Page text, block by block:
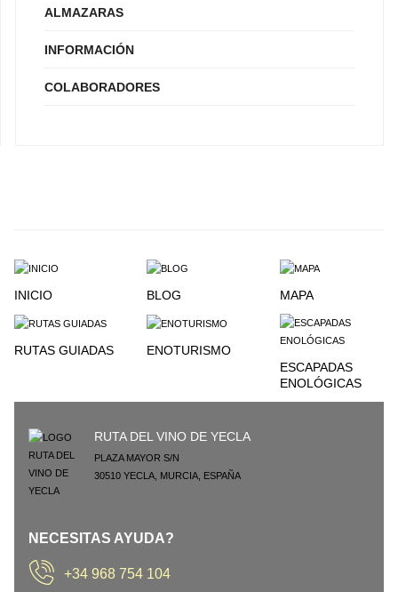
ALMAZARAS
INFORMACIÓN
COLABORADORES
INICIO BLOG MAPA
RUTAS GUIADAS
ENOTURISMO
ESCAPADAS
ENOLÓGICAS
RUTA DEL VINO DE YECLA
PLAZA MAYOR S/N
30510 YECLA MURCIA ESPAÑA
NECESITAS AYUDA?
+34 968 754 104